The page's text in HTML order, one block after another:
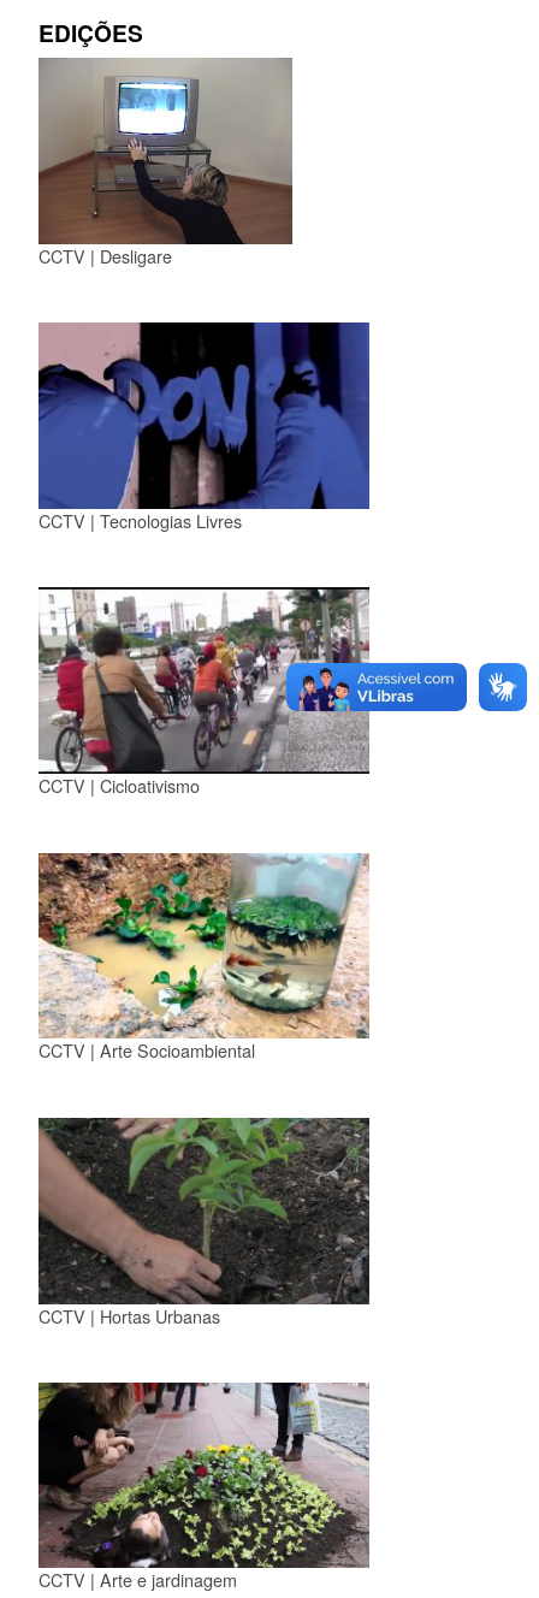
EDIÇÕES
CCTV | Desligare
CCTV | Tecnologias Livres
CCTV | Cicloativismo
CCTV | Arte Socioambiental
CCTV | Hortas Urbanas
CCTV | Arte e jardinagem